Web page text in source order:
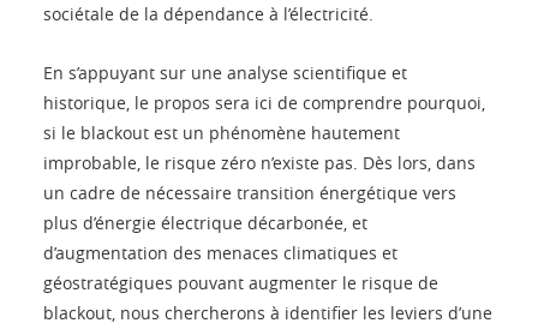
sociétale de la dépendance à l’électricité.
En s’appuyant sur une analyse scientifique et
historique, le propos sera ici de comprendre pourquoi,
si le blackout est un phénomène hautement
improbable, le risque zéro n’existe pas. Dès lors, dans
un cadre de nécessaire transition énergétique vers
plus d’énergie électrique décarbonée, et
d’augmentation des menaces climatiques et
géostratégiques pouvant augmenter le risque de
blackout, nous chercherons à identifier les leviers d’une